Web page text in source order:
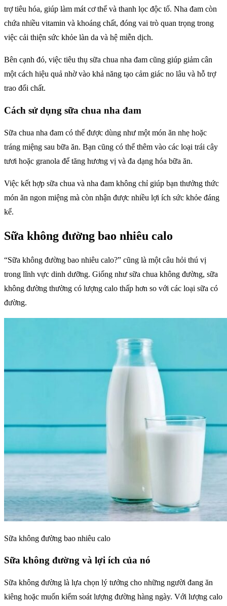
trợ tiêu hóa, giúp làm mát cơ thể và thanh lọc độc tố. Nha đam còn
chứa nhiều vitamin và khoáng chất, đóng vai trò quan trọng trong
việc cải thiện sức khỏe làn da và hệ miễn dịch.
Bên cạnh đó, việc tiêu thụ sữa chua nha đam cũng giúp giảm cân
một cách hiệu quả nhờ vào khả năng tạo cảm giác no lâu và hỗ trợ
trao đổi chất.
Cách sử dụng sữa chua nha đam
Sữa chua nha đam có thể được dùng như một món ăn nhẹ hoặc
tráng miệng sau bữa ăn. Bạn cũng có thể thêm vào các loại trái cây
tươi hoặc granola để tăng hương vị và đa dạng hóa bữa ăn.
Việc kết hợp sữa chua và nha đam không chỉ giúp bạn thưởng thức
món ăn ngon miệng mà còn nhận được nhiều lợi ích sức khỏe đáng
kể.
Sữa không đường bao nhiêu calo
“Sữa không đường bao nhiêu calo?” cũng là một câu hỏi thú vị
trong lĩnh vực dinh dưỡng. Giống như sữa chua không đường, sữa
không đường thường có lượng calo thấp hơn so với các loại sữa có
đường.
Sữa không đường bao nhiêu calo
Sữa không đường và lợi ích của nó
Sữa không đường là lựa chọn lý tưởng cho những người đang ăn
kiêng hoặc muốn kiểm soát lượng đường hàng ngày. Với lượng calo